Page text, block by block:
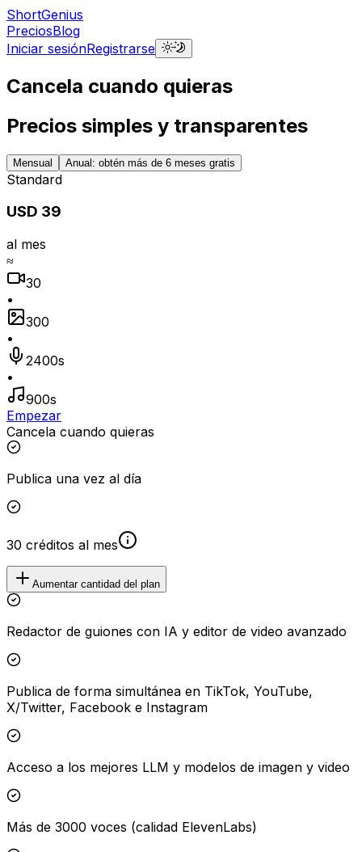
ShortGenius
PreciosBlog
Iniciar sesiónRegistrarse
Cancela cuando quieras
Precios simples y transparentes
Mensual Anual: obtén más de 6 meses gratis
Standard
USD 39
al mes
≈
30
•
300
•
2400s
•
900s
Empezar
Cancela cuando quieras
Publica una vez al día
30 créditos al mes
Aumentar cantidad del plan
Redactor de guiones con IA y editor de video avanzado
Publica de forma simultánea en TikTok, YouTube,
X/Twitter, Facebook e Instagram
Acceso a los mejores LLM y modelos de imagen y video
Más de 3000 voces (calidad ElevenLabs)